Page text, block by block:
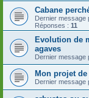
Cabane
Dernier message
Réponses : 11
Evolution de
agaves
Dernier message
Mon projet
Dernier message